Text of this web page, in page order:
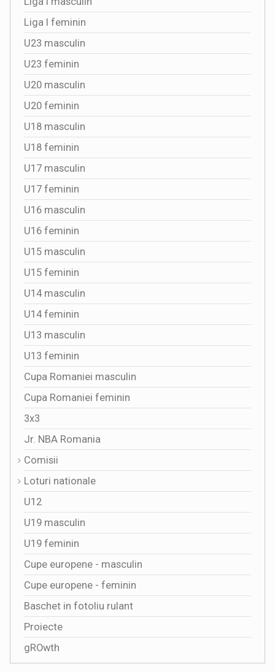
Liga I feminin
U23 masculin
U23 feminin
U20 masculin
U20 feminin
U18 masculin
U18 feminin
U17 masculin
U17 feminin
U16 masculin
U16 feminin
U15 masculin
U15 feminin
U14 masculin
U14 feminin
U13 masculin
U13 feminin
Cupa Romaniei masculin
Cupa Romaniei feminin
3x3
Jr. NBA Romania
Comisii
Loturi nationale
U12
U19 masculin
U19 feminin
Cupe europene - masculin
Cupe europene - feminin
Baschet in fotoliu rulant
Proiecte
gROwth